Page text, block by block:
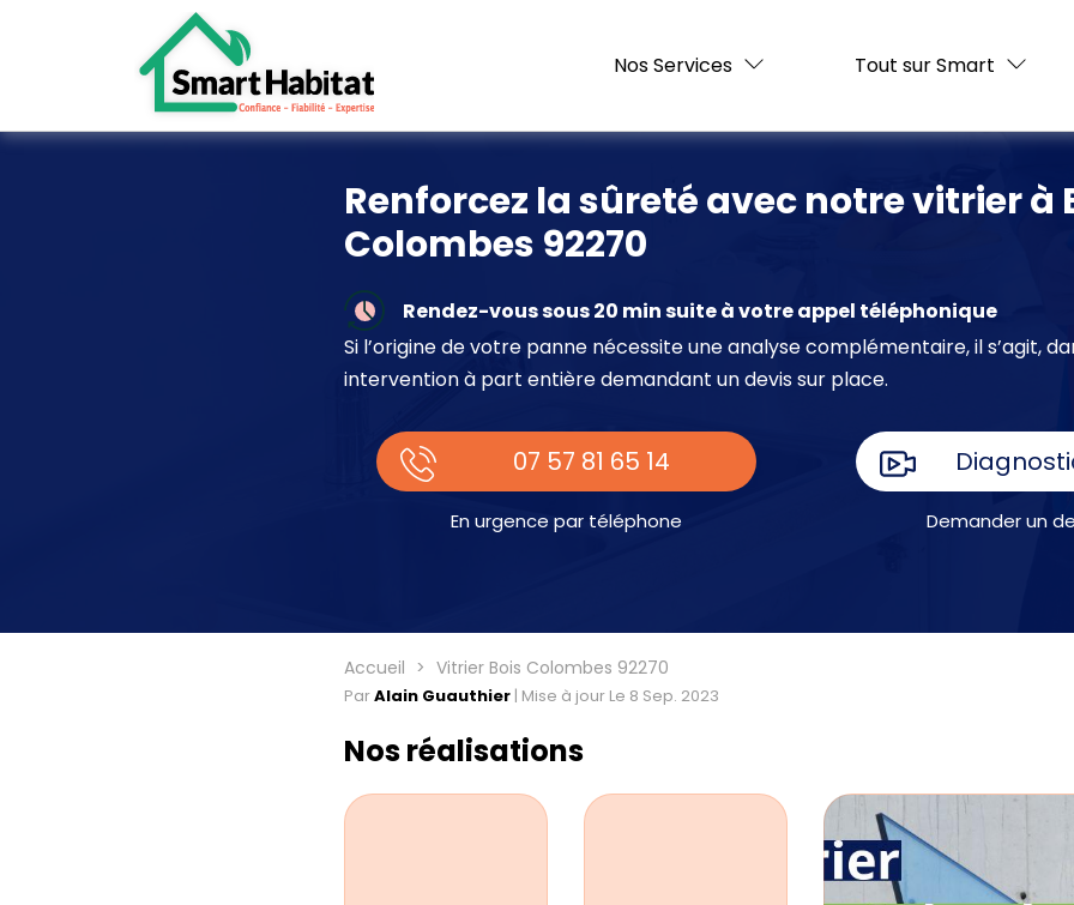
Nos Services Tout sur Smart
Renforcez la sûreté avec notre vitrier à
Colombes 92270
Rendez-vous sous 20 min suite à votre appel téléphonique
Si l’origine de votre panne nécessite une analyse complémentaire, il s’agit,
intervention à part entière demandant un devis sur place.
07 57 81 65 14
En urgence par téléphone Demander un
Accueil Vitrier Bois Colombes 92270
ParAlain Guauthier | Mise à jour Le 8 Sep. 2023
Nos réalisations